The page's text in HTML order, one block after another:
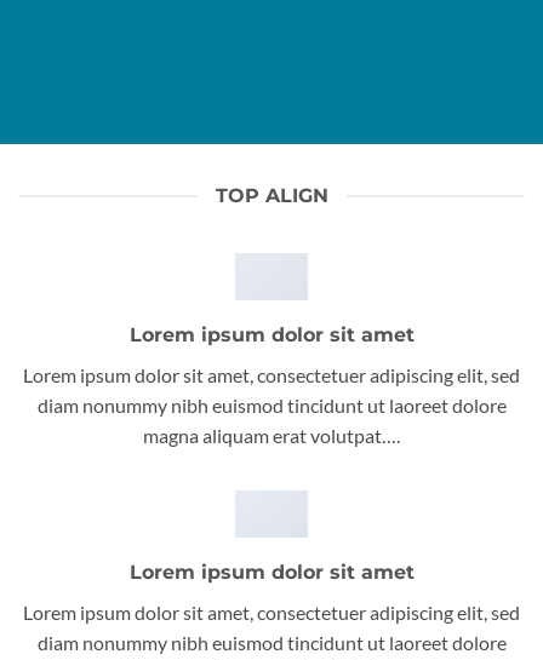
TOP ALIGN
Lorem ipsum dolor sit amet
Lorem ipsum dolor sit amet, consectetuer adipiscing elit, sed
diam nonummy nibh euismod tincidunt ut laoreet dolore
magna aliquam erat volutpat….
Lorem ipsum dolor sit amet
Lorem ipsum dolor sit amet, consectetuer adipiscing elit, sed
diam nonummy nibh euismod tincidunt ut laoreet dolore